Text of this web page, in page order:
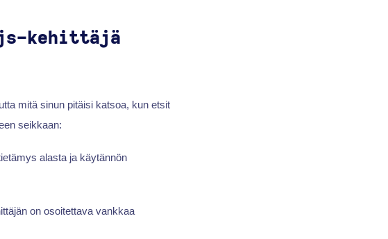
kehittäjä
mitä sinun pitäisi katsoa, kun etsit
seikkaan:
alasta ja käytännön
on osoitettava vankkaa